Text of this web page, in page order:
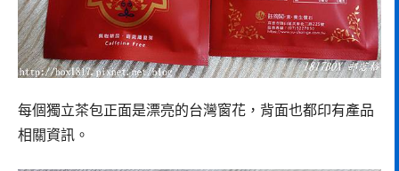
每個獨立茶包正面是漂亮的台灣窗花，背面也都印有產品
相關資訊。